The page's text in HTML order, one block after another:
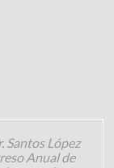
Santos López
Anual de